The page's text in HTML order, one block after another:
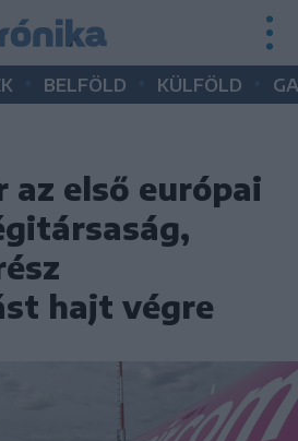
BELFÖLD KÜLFÖLD
az első európai
hajt végre